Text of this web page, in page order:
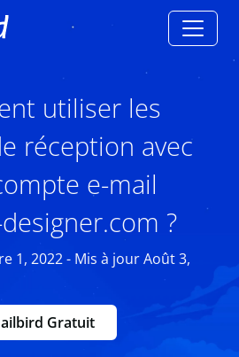
utiliser les
réception avec
e-mail
?
1, 2022 - Mis à jour Août 3,
Gratuit